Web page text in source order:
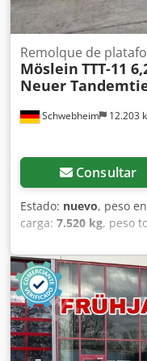
frontal de acero
impresión, errores y
muestra. Más datos
Chjdpfezrqmcox Aahsa
Schwebheim 12.203
Remolque de
Möslein TTT-11
Neuer
Consultar
Estado: nuevo, peso
carga: 7.520 kg, peso
, longitud
anchura del espacio
acero, tamaño del
entre ejes:990 mm,
tamaño del
del neumático trasero:
conductor:otro, clase